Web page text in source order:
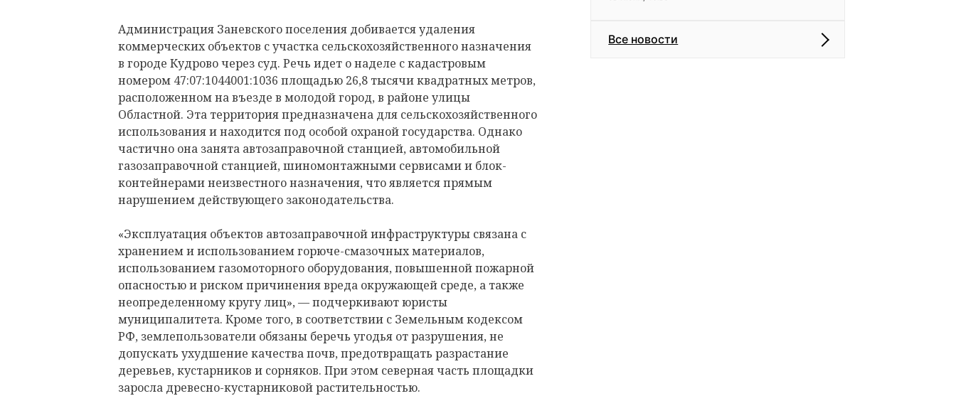
Администрация Заневского поселения добивается удаления
коммерческих объектов с участка сельскохозяйственного назначения
в городе Кудрово через суд. Речь идет о наделе с кадастровым
номером 47:07:1044001:1036 площадью 26,8 тысячи квадратных метров,
расположенном на въезде в молодой город, в районе улицы
Областной. Эта территория предназначена для сельскохозяйственного
использования и находится под особой охраной государства. Однако
частично она занята автозаправочной станцией, автомобильной
газозаправочной станцией, шиномонтажными сервисами и блок-
контейнерами неизвестного назначения, что является прямым
нарушением действующего законодательства.
«Эксплуатация объектов автозаправочной инфраструктуры связана с
хранением и использованием горюче-смазочных материалов,
использованием газомоторного оборудования, повышенной пожарной
опасностью и риском причинения вреда окружающей среде, а также
неопределенному кругу лиц», — подчеркивают юристы
муниципалитета. Кроме того, в соответствии с Земельным кодексом
РФ, землепользователи обязаны беречь угодья от разрушения, не
допускать ухудшение качества почв, предотвращать разрастание
деревьев, кустарников и сорняков. При этом северная часть площадки
заросла древесно-кустарниковой растительностью.
Все новости